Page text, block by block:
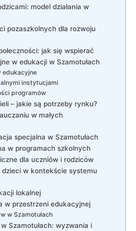
model działania w
pozaszkolnych dla rozwoju
jak się wspierać
w edukacji w Szamotułach
edukacyjne
instytucjami
programów
– jakie są potrzeby rynku?
w małych
specjalna w Szamotułach
w programach szkolnych
dla uczniów i rodziców
w kontekście systemu
lokalnej
w przestrzeni edukacyjnej
w Szamotułach
Szamotułach: wyzwania i